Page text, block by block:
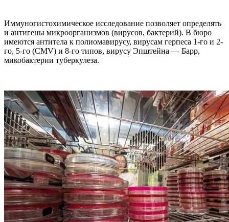
Иммуногистохимическое исследование позволяет определять
и антигены микроорганизмов (вирусов, бактерий). В бюро
имеются антитела к полиомавирусу, вирусам герпеса 1-го и 2-
го, 5-го (CMV) и 8-го типов, вирусу Эпштейна — Барр,
микобактерии туберкулеза.